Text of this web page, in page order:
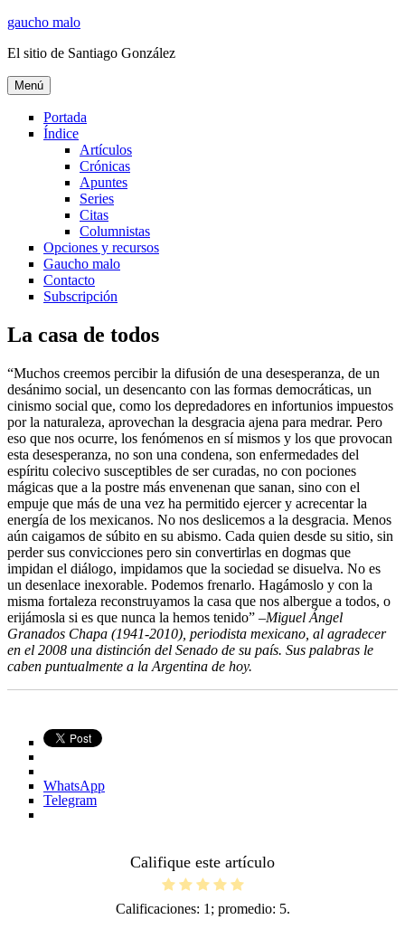
Ir
contenido
gaucho malo
El sitio de Santiago González
Menú
Portada
Índice
Artículos
Crónicas
Apuntes
Series
Citas
Columnistas
Opciones y recursos
Gaucho malo
Contacto
Subscripción
La casa de todos
“Muchos creemos percibir la difusión de una desesperanza, de un
desánimo social, un desencanto con las formas democráticas, un
cinismo social que, como los depredadores en infortunios impuestos
por la naturaleza, aprovechan la desgracia ajena para medrar. Pero
eso que nos ocurre, los fenómenos en sí mismos y los que provocan
esta desesperanza, no son una condena, son enfermedades del
espíritu colecivo susceptibles de ser curadas, no con pociones
mágicas que a la postre más envenenan que sanan, sino con el
empuje que más de una vez ha permitido ejercer y acrecentar la
energía de los mexicanos. No nos deslicemos a la desgracia. Menos
aún caigamos de súbito en su abismo. Cada quien desde su sitio, sin
perder sus convicciones pero sin convertirlas en dogmas que
impidan el diálogo, impidamos que la sociedad se disuelva. No es
un desenlace inexorable. Podemos frenarlo. Hagámoslo y con la
misma fortaleza reconstruyamos la casa que nos albergue a todos, o
erijámosla si es que nunca la hemos tenido” –Miguel Ángel
Granados Chapa (1941-2010), periodista mexicano, al agradecer
en el 2008 una distinción del Senado de su país. Sus palabras le
caben puntualmente a la Argentina de hoy.
WhatsApp
Telegram
Califique este artículo
Calificaciones: 1 ; promedio: 5.